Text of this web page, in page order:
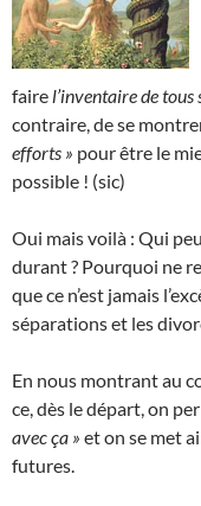
faire l’inventaire de tous
contraire, de se
efforts » pour être le
possible ! (sic)
Oui mais voilà : Qui
durant ? Pourquoi ne
que ce n’est jamais
séparations et les
En nous montrant au
ce, dès le départ, on
avec ça » et on se met
futures.